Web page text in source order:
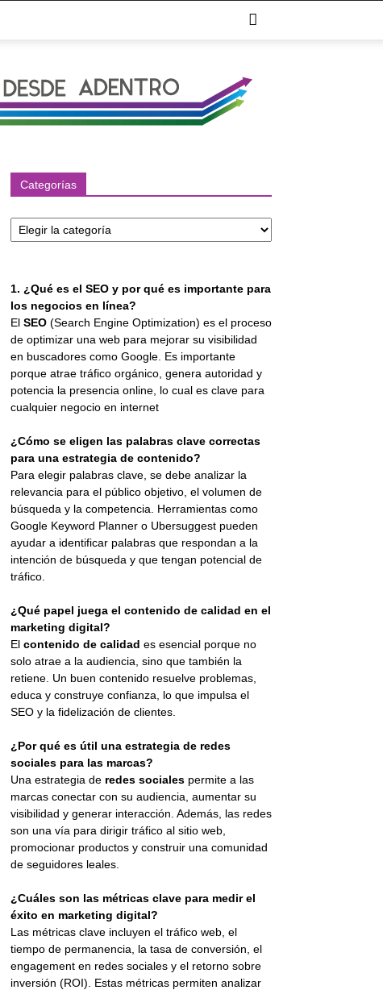
Categorías
1. ¿Qué es el SEO y por qué es importante para
los negocios en línea?
El SEO (Search Engine Optimization) es el proceso
de optimizar una web para mejorar su visibilidad
en buscadores como Google. Es importante
porque atrae tráfico orgánico, genera autoridad y
potencia la presencia online, lo cual es clave para
cualquier negocio en internet
¿Cómo se eligen las palabras clave correctas
para una estrategia de contenido?
Para elegir palabras clave, se debe analizar la
relevancia para el público objetivo, el volumen de
búsqueda y la competencia. Herramientas como
Google Keyword Planner o Ubersuggest pueden
ayudar a identificar palabras que respondan a la
intención de búsqueda y que tengan potencial de
tráfico.
¿Qué papel juega el contenido de calidad en el
marketing digital?
El contenido de calidad es esencial porque no
solo atrae a la audiencia, sino que también la
retiene. Un buen contenido resuelve problemas,
educa y construye confianza, lo que impulsa el
SEO y la fidelización de clientes.
¿Por qué es útil una estrategia de redes
sociales para las marcas?
Una estrategia de redes sociales permite a las
marcas conectar con su audiencia, aumentar su
visibilidad y generar interacción. Además, las redes
son una vía para dirigir tráfico al sitio web,
promocionar productos y construir una comunidad
de seguidores leales.
¿Cuáles son las métricas clave para medir el
éxito en marketing digital?
Las métricas clave incluyen el tráfico web, el
tiempo de permanencia, la tasa de conversión, el
engagement en redes sociales y el retorno sobre
inversión (ROI). Estas métricas permiten analizar